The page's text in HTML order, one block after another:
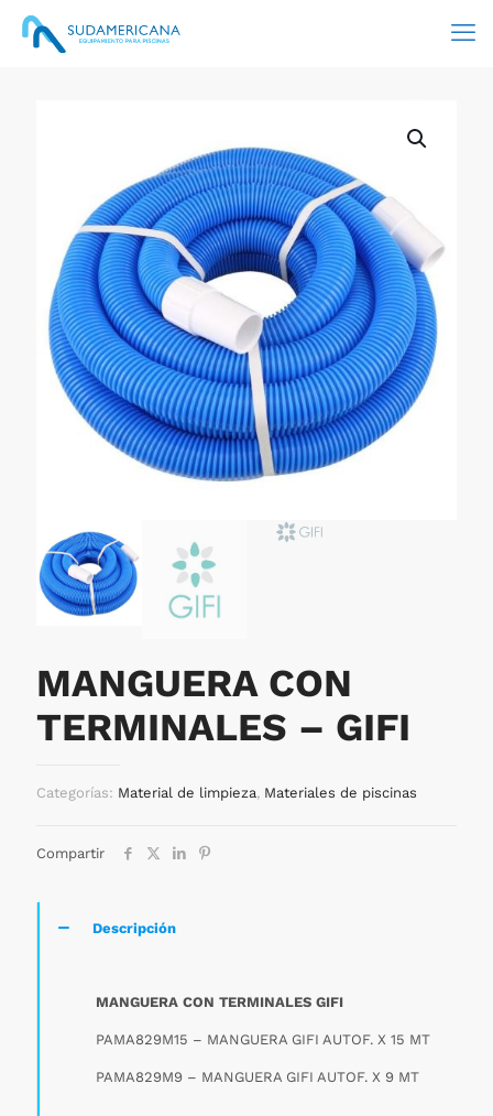
MANGUERA CON
TERMINALES – GIFI
Categorías: Material de limpieza, Materiales de piscinas
Compartir
Descripción
MANGUERA CON TERMINALES GIFI
PAMA829M15 – MANGUERA GIFI AUTOF. X 15 MT
PAMA829M9 – MANGUERA GIFI AUTOF. X 9 MT